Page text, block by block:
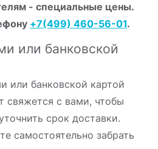
- специальные цены.
+7(499) 460-56-01.
или банковской
или банковской картой
свяжется с вами, чтобы
срок доставки.
самостоятельно забрать